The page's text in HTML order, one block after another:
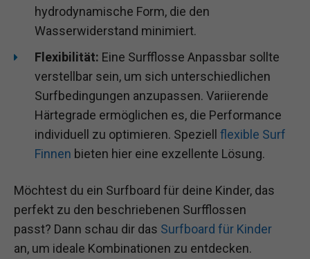
hydrodynamische Form, die den
Wasserwiderstand minimiert.
Flexibilität: Eine Surfflosse Anpassbar sollte
verstellbar sein, um sich unterschiedlichen
Surfbedingungen anzupassen. Variierende
Härtegrade ermöglichen es, die Performance
individuell zu optimieren. Speziell flexible Surf
Finnen bieten hier eine exzellente Lösung.
Möchtest du ein Surfboard für deine Kinder, das
perfekt zu den beschriebenen Surfflossen
passt? Dann schau dir das Surfboard für Kinder
an, um ideale Kombinationen zu entdecken.